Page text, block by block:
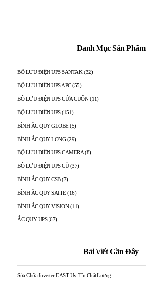
Danh Mục Sản Phẩm
BỘ LƯU ĐIỆN UPS SANTAK (32)
BỘ LƯU ĐIỆN UPS APC (55)
BỘ LƯU ĐIỆN UPS CỬA CUỐN (11)
BỘ LƯU ĐIỆN UPS (151)
BÌNH ẮC QUY GLOBE (5)
BÌNH ẮC QUY LONG (29)
BỘ LƯU ĐIỆN UPS CAMERA (8)
BỘ LƯU ĐIỆN UPS CŨ (37)
BÌNH ẮC QUY CSB (7)
BÌNH ẮC QUY SAITE (16)
BÌNH ẮC QUY VISION (11)
ẮC QUY UPS (67)
Bài Viết Gần Đây
Sửa Chữa Inverter EAST Uy Tín Chất Lượng